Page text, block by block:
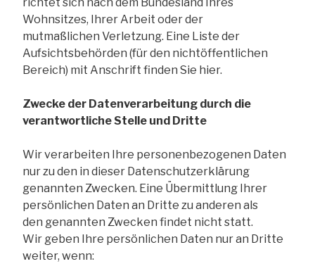
Wohnsitzes, Ihrer Arbeit oder der
mutmaßlichen Verletzung. Eine Liste der
Aufsichtsbehörden (für den nichtöffentlichen
Bereich) mit Anschrift finden Sie hier.
Zwecke der Datenverarbeitung durch die
verantwortliche Stelle und Dritte
Wir verarbeiten Ihre personenbezogenen Daten
nur zu den in dieser Datenschutzerklärung
genannten Zwecken. Eine Übermittlung Ihrer
persönlichen Daten an Dritte zu anderen als
den genannten Zwecken findet nicht statt.
Wir geben Ihre persönlichen Daten nur an Dritte
weiter, wenn: